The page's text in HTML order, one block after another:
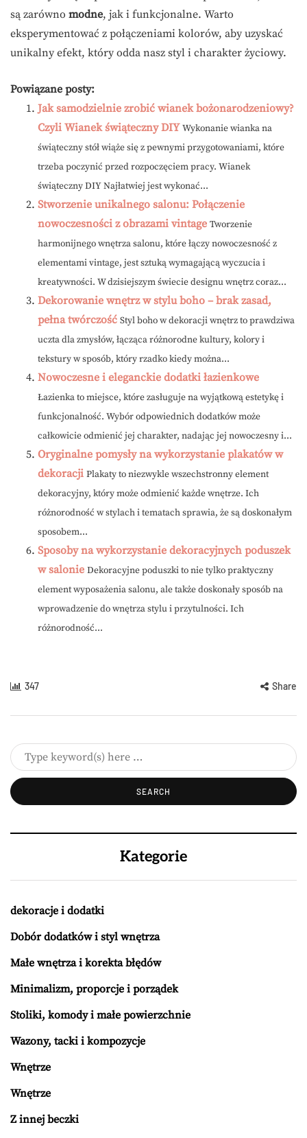
są zarówno modne, jak i funkcjonalne. Warto
eksperymentować z połączeniami kolorów, aby uzyskać
unikalny efekt, który odda nasz styl i charakter życiowy.
Powiązane posty:
Jak samodzielnie zrobić wianek bożonarodzeniowy?
Czyli Wianek świąteczny DIY Wykonanie wianka na
świąteczny stół wiąże się z pewnymi przygotowaniami, które
trzeba poczynić przed rozpoczęciem pracy. Wianek
świąteczny DIY Najłatwiej jest wykonać...
Stworzenie unikalnego salonu: Połączenie
nowoczesności z obrazami vintage Tworzenie
harmonijnego wnętrza salonu, które łączy nowoczesność z
elementami vintage, jest sztuką wymagającą wyczucia i
kreatywności. W dzisiejszym świecie designu wnętrz coraz...
Dekorowanie wnętrz w stylu boho – brak zasad,
pełna twórczość Styl boho w dekoracji wnętrz to prawdziwa
uczta dla zmysłów, łącząca różnorodne kultury, kolory i
tekstury w sposób, który rzadko kiedy można...
Nowoczesne i eleganckie dodatki łazienkowe
Łazienka to miejsce, które zasługuje na wyjątkową estetykę i
funkcjonalność. Wybór odpowiednich dodatków może
całkowicie odmienić jej charakter, nadając jej nowoczesny i...
Oryginalne pomysły na wykorzystanie plakatów w
dekoracji Plakaty to niezwykle wszechstronny element
dekoracyjny, który może odmienić każde wnętrze. Ich
różnorodność w stylach i tematach sprawia, że są doskonałym
sposobem...
Sposoby na wykorzystanie dekoracyjnych poduszek
w salonie Dekoracyjne poduszki to nie tylko praktyczny
element wyposażenia salonu, ale także doskonały sposób na
wprowadzenie do wnętrza stylu i przytulności. Ich
różnorodność...
347 Share
Kategorie
dekoracje i dodatki
Dobór dodatków i styl wnętrza
Małe wnętrza i korekta błędów
Minimalizm, proporcje i porządek
Stoliki, komody i małe powierzchnie
Wazony, tacki i kompozycje
Wnętrze
Wnętrze
Z innej beczki